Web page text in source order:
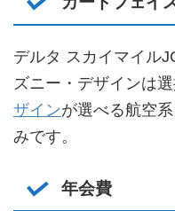
デルタ スカイマイル
ズニー・デザインは選
ザインが選べる航空
みです。
年会費